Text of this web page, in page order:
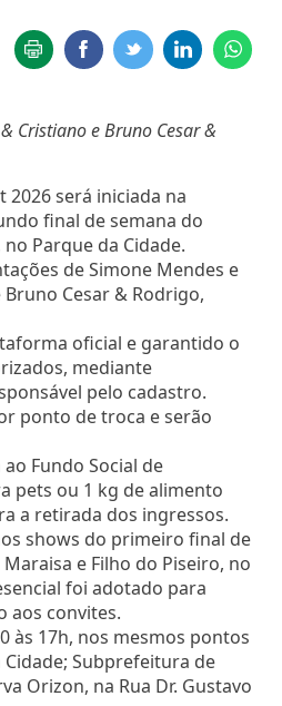
Cristiano e Bruno Cesar &
2026 será iniciada na
final de semana do
Parque da Cidade.
de Simone Mendes e
Cesar & Rodrigo,
oficial e garantido o
mediante
pelo cadastro.
ponto de troca e serão
Fundo Social de
pets ou 1 kg de alimento
a retirada dos ingressos.
shows do primeiro final de
e Filho do Piseiro, no
foi adotado para
aos convites.
às 17h, nos mesmos pontos
Subprefeitura de
Orizon, na Rua Dr. Gustavo